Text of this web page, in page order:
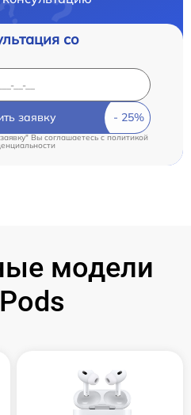
со
заявку
Вы соглашаетесь c политикой
модели